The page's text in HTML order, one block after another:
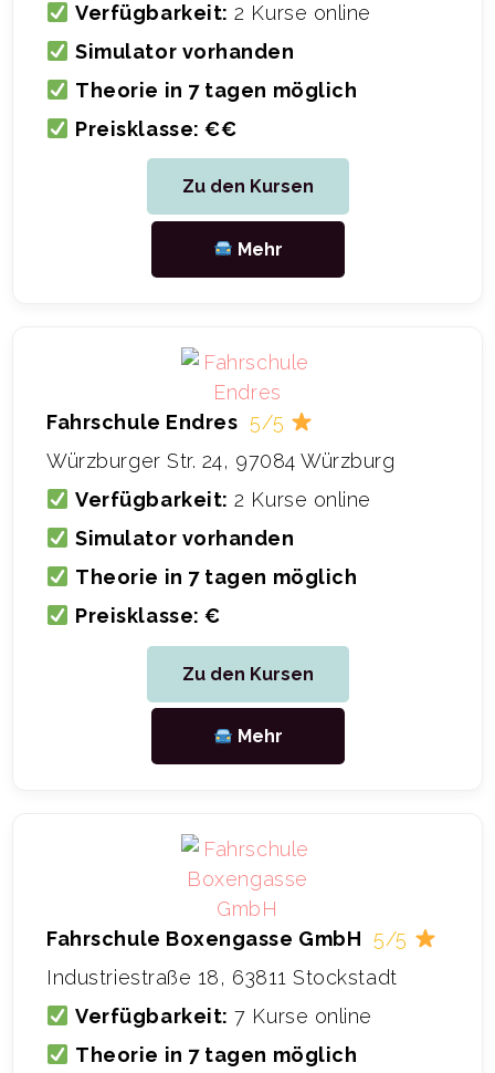
Verfügbarkeit: 2 Kurse online
Simulator vorhanden
Theorie in 7 tagen möglich
Preisklasse: €€
Zu den Kursen
Mehr
Fahrschule Endres 5/5
Würzburger Str. 24, 97084 Würzburg
Verfügbarkeit: 2 Kurse online
Simulator vorhanden
Theorie in 7 tagen möglich
Preisklasse: €
Zu den Kursen
Mehr
Fahrschule Boxengasse GmbH
5/5
Industriestraße 18, 63811 Stockstadt
Verfügbarkeit: 7 Kurse online
Theorie in 7 tagen möglich